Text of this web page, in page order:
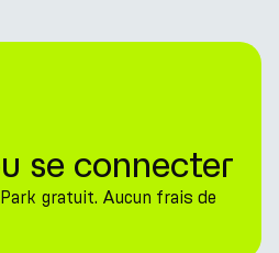
se connecter
gratuit. Aucun frais de